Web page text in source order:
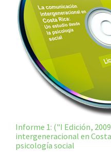
Informe 1: ("I Edición,
intergeneracional en
psicología social